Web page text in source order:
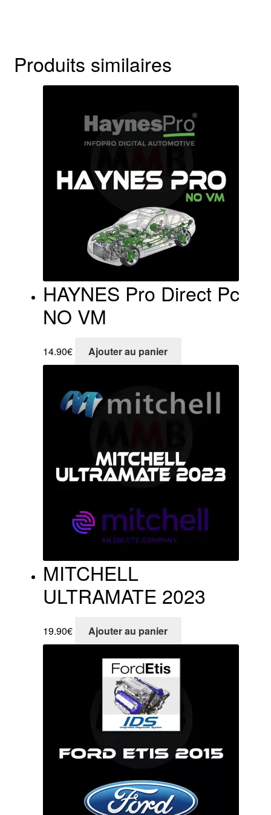
Produits similaires
HAYNES Pro Direct Pc
NO VM
14.90€ Ajouter au panier
MITCHELL
ULTRAMATE 2023
19.90€ Ajouter au panier